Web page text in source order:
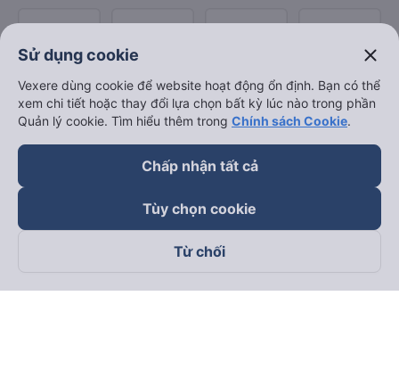
Theo dõi chúng tôi trên
Sử dụng cookie close
Vexere dùng cookie để website hoạt động ổn định. Bạn có thể
xem chi tiết hoặc thay đổi lựa chọn bất kỳ lúc nào trong phần
Quản lý cookie. Tìm hiểu thêm trong Chính sách Cookie.
Chấp nhận tất cả
Tùy chọn cookie
Từ chối